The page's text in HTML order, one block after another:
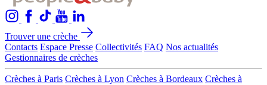
Trouver une crèche
Contacts Espace Presse Collectivités FAQ Nos actualités
Gestionnaires de crèches
Crèches à Paris Crèches à Lyon Crèches à Bordeaux Crèches à